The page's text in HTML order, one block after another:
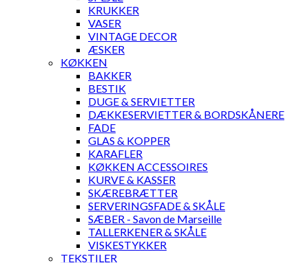
KRUKKER
VASER
VINTAGE DECOR
ÆSKER
KØKKEN
BAKKER
BESTIK
DUGE & SERVIETTER
DÆKKESERVIETTER & BORDSKÅNERE
FADE
GLAS & KOPPER
KARAFLER
KØKKEN ACCESSOIRES
KURVE & KASSER
SKÆREBRÆTTER
SERVERINGSFADE & SKÅLE
SÆBER - Savon de Marseille
TALLERKENER & SKÅLE
VISKESTYKKER
TEKSTILER